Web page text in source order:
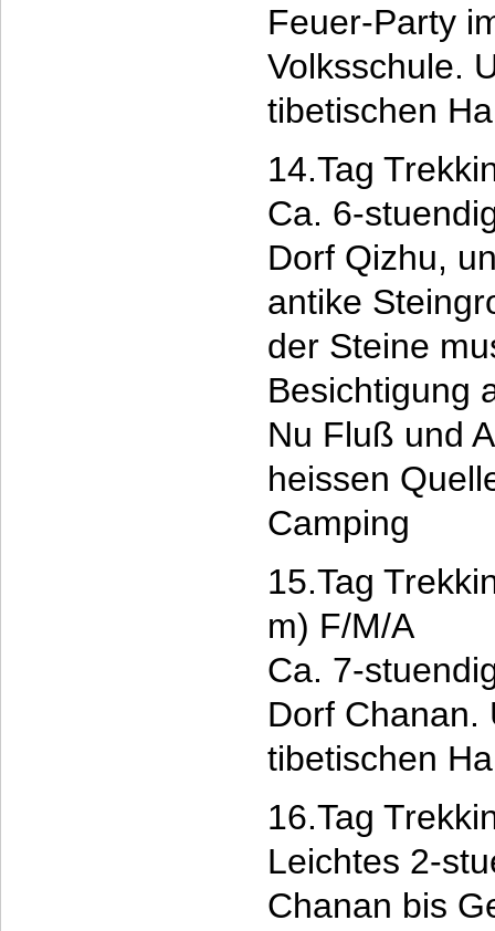
Feuer-Party
Volksschule.
tibetischen
14.Tag
Ca. 6-
Dorf Qizhu,
antike
der Steine
Besichtigung
Nu Fluß und
heissen
Camping
15.Tag
m) F/M/A
Ca. 7-
Dorf Chanan.
tibetischen
16.Tag
Leichtes 2-
Chanan bis